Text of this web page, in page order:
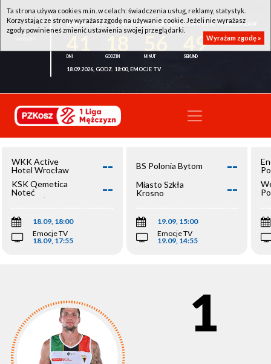
WKK ACTIVE HOTEL WROCŁAW - KSK QEMETICA NOTEĆ INOWROCŁAW
48
18.09.2026, GODZ. 18:00, EMOCJE TV
WKK Active
Hotel Wrocław
--
KSK Qemetica
Noteć
Inowrocław
--
18.09, 18:00
Emocje TV
18.09, 17:55
BS Polonia Bytom --
Miasto Szkła
Krosno
--
19.09, 15:00
Emocje TV
19.09, 14:55
1
Ta strona używa cookies m.in. w celach: świadczenia usług, reklamy, statystyk.
Korzystając ze strony wyrażasz zgodę na używanie cookie. Jeżeli nie wyrażasz
zgody powinieneś zmienić ustawienia swojej przeglądarki.
Wyrażam zgodę »